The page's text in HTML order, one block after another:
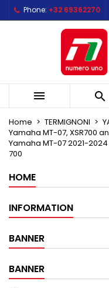
Phone: +32 69362270
 
Home TERMIGNONI
Yamaha MT-07, XSR700
Yamaha MT-07 2021-
700
HOME
INFORMATION
BANNER
BANNER
Mes listes
Créer une
((confirmMessage))
Create
Wishlist name
Sign in
You need to be